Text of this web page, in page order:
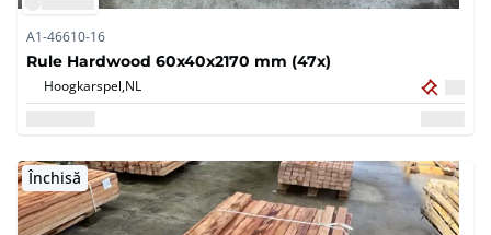
A1-46610-16
Rule Hardwood 60x40x2170 mm (47x)
Hoogkarspel,NL
Închisă